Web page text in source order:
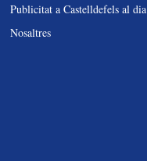
Publicitat a Castelldefels al dia
Nosaltres